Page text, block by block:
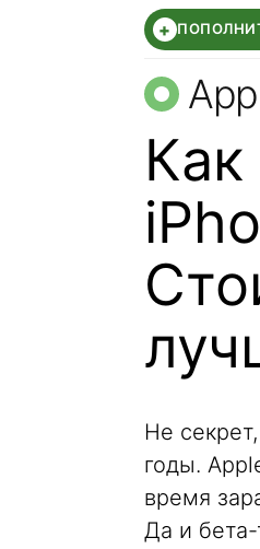
+
Как
Не
годы.
время
Да и